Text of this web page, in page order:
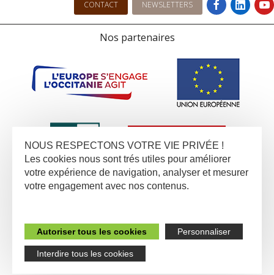
CONTACT NEWSLETTERS
Nos partenaires
NOUS RESPECTONS VOTRE VIE PRIVÉE !
Les cookies nous sont trés utiles pour améliorer
votre expérience de navigation, analyser et mesurer
votre engagement avec nos contenus.
Autoriser tous les cookies Personnaliser
Interdire tous les cookies